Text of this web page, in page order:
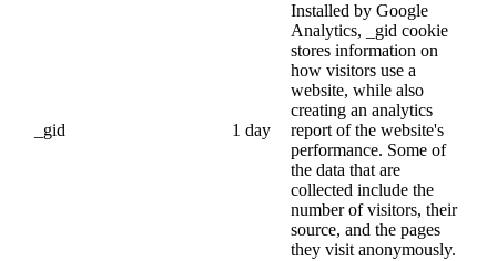
_gid 1 day
Installed by Google
Analytics, _gid cookie
stores information on
how visitors use a
website, while also
creating an analytics
report of the website's
performance. Some of
the data that are
collected include the
number of visitors, their
source, and the pages
they visit anonymously.